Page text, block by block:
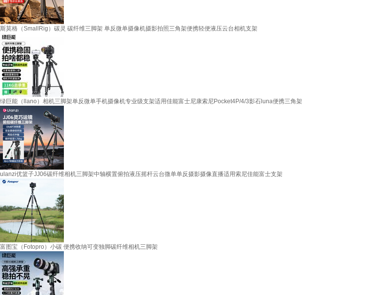
斯莫格（SmallRig）碳灵 碳纤维三脚架 单反微单摄像机摄影拍照三角架便携轻便液压云台相机支架
绿巨能（llano）相机三脚架单反微单手机摄像机专业级支架适用佳能富士尼康索尼Pocket4P/4/3影石luna便携三角架
ulanzi优篮子JJ06碳纤维相机三脚架中轴横置俯拍液压摇杆云台微单单反摄影摄像直播适用索尼佳能富士支架
富图宝（Fotopro）小碳 便携收纳可变独脚碳纤维相机三脚架